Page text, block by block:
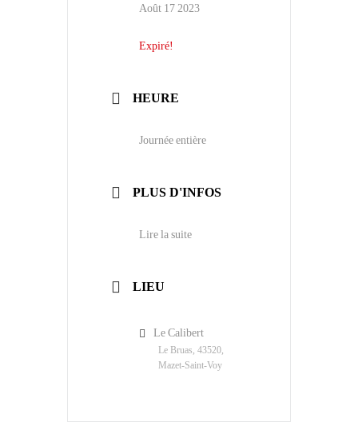
Août 17 2023
Expiré!
HEURE
Journée entière
PLUS D'INFOS
Lire la suite
LIEU
Le Calibert
Le Bruas, 43520,
Mazet-Saint-Voy